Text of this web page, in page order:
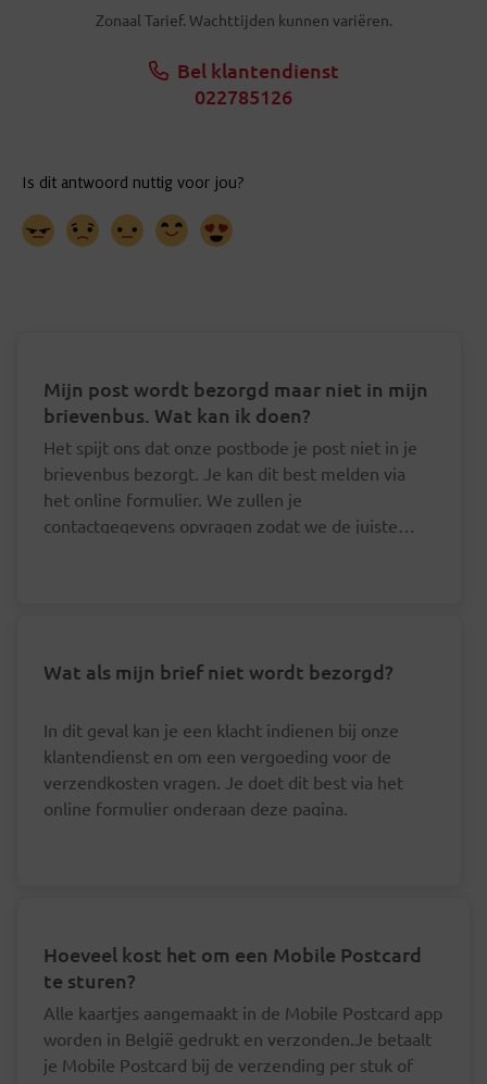
Zonaal Tarief. Wachttijden kunnen variëren.
Bel klantendienst
022785126
Mijn post wordt bezorgd maar niet in mijn
brievenbus. Wat kan ik doen?
Het spijt ons dat onze postbode je post niet in je
brievenbus bezorgt. Je kan dit best melden via
het online formulier. We zullen je
contactgegevens opvragen zodat we de juiste
Wat als mijn brief niet wordt bezorgd?
In dit geval kan je een klacht indienen bij onze
klantendienst en om een vergoeding voor de
verzendkosten vragen. Je doet dit best via het
online formulier onderaan deze pagina.
Hoeveel kost het om een Mobile Postcard
te sturen?
Alle kaartjes aangemaakt in de Mobile Postcard app
worden in België gedrukt en verzonden.Je betaalt
je Mobile Postcard bij de verzending per stuk of